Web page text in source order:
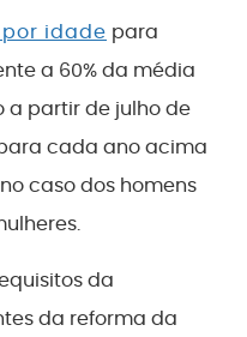
idade para
a 60% da média
a partir de julho de
cada ano acima
caso dos homens
da
da reforma da